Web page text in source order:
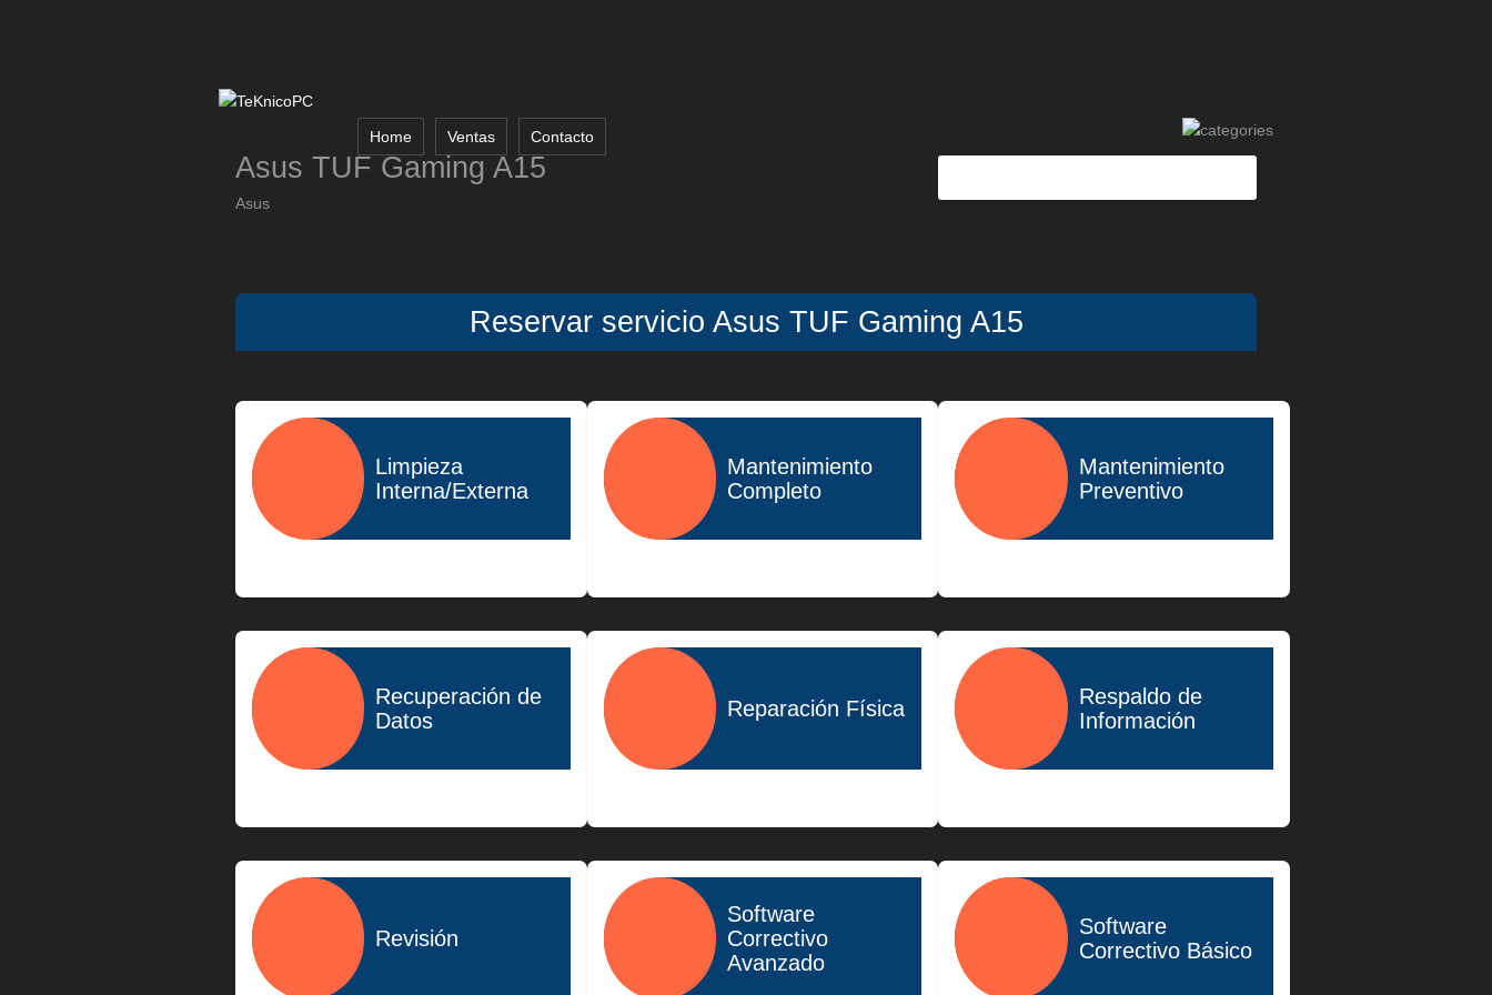
Home Ventas Contacto
Asus TUF Gaming A15
Asus
Reservar servicio Asus TUF Gaming A15
Limpieza
Interna/Externa
Mantenimiento
Completo
Mantenimiento
Preventivo
Recuperación de
Datos
Reparación Física
Respaldo de
Información
Revisión
Software
Correctivo
Avanzado
Software
Correctivo Básico